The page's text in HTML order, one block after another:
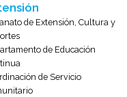
de Extensión, Cultura y
de Educación
de Servicio